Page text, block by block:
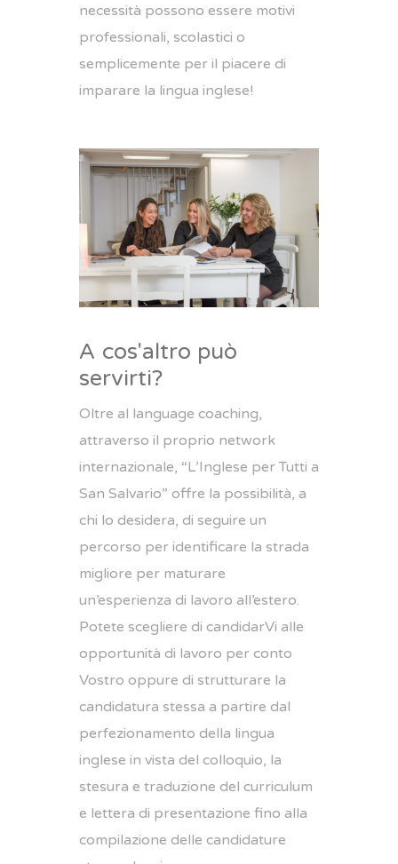
necessità possono essere motivi
professionali, scolastici o
semplicemente per il piacere di
imparare la lingua inglese!
A cos'altro può
servirti?
Oltre al language coaching,
attraverso il proprio network
internazionale, “L’Inglese per Tutti a
San Salvario” offre la possibilità, a
chi lo desidera, di seguire un
percorso per identificare la strada
migliore per maturare
un’esperienza di lavoro all’estero.
Potete scegliere di candidarVi alle
opportunità di lavoro per conto
Vostro oppure di strutturare la
candidatura stessa a partire dal
perfezionamento della lingua
inglese in vista del colloquio, la
stesura e traduzione del curriculum
e lettera di presentazione fino alla
compilazione delle candidature